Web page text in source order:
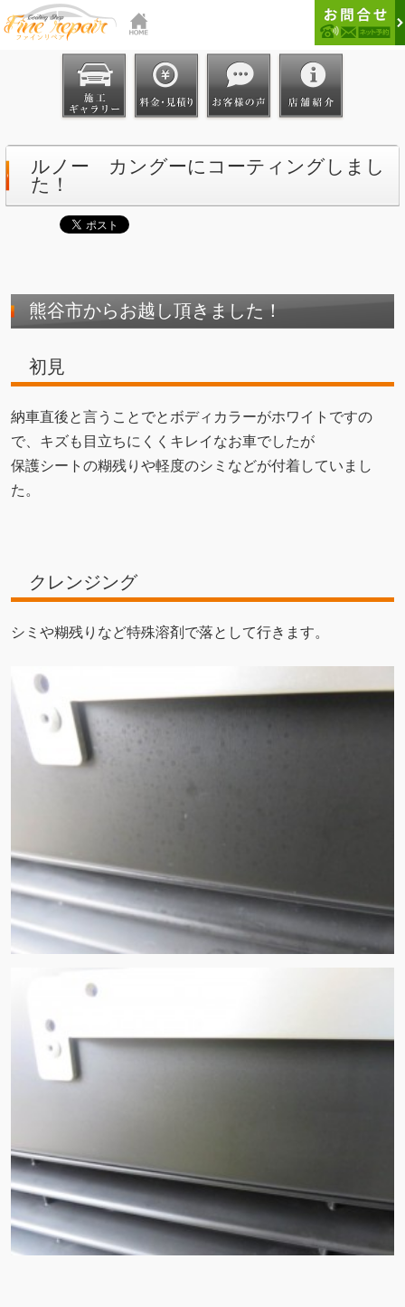
ルノー カングーにコーティングしまし
た！
熊谷市からお越し頂きました！
初見
納車直後と言うことでとボディカラーがホワイトですの
で、キズも目立ちにくくキレイなお車でしたが
保護シートの糊残りや軽度のシミなどが付着していまし
た。
クレンジング
シミや糊残りなど特殊溶剤で落として行きます。